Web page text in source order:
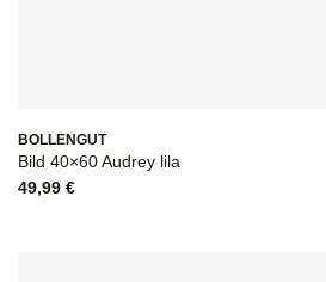
BOLLENGUT
Bild 40×60 Audrey lila
49,99 €